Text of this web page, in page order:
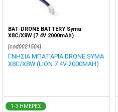
BAT-DRONE BATTERY Syma
X8C/X8W (7.4V 2000mAh)
[cod0021504]
ΓΝΗΣΙΑ ΜΠΑΤΑΡΙΑ DRONE SYMA
X8C/X8W (LION 7.4V 2000MAH)
1-3 ΗΜΕΡΕΣ